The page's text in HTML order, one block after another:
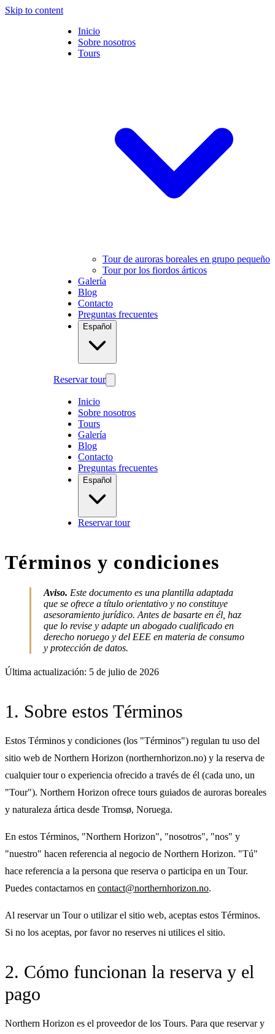
Skip to content
Inicio
Sobre nosotros
Tours
Tour de auroras boreales en grupo pequeño
Tour por los fiordos árticos
Galería
Blog
Contacto
Preguntas frecuentes
Español
Reservar tour
Inicio
Sobre nosotros
Tours
Galería
Blog
Contacto
Preguntas frecuentes
Español
Reservar tour
Términos y condiciones
Aviso. Este documento es una plantilla adaptada
que se ofrece a título orientativo y no constituye
asesoramiento jurídico. Antes de basarte en él, haz
que lo revise y adapte un abogado cualificado en
derecho noruego y del EEE en materia de consumo
y protección de datos.
Última actualización: 5 de julio de 2026
1. Sobre estos Términos
Estos Términos y condiciones (los "Términos") regulan tu uso del
sitio web de Northern Horizon (northernhorizon.no) y la reserva de
cualquier tour o experiencia ofrecido a través de él (cada uno, un
"Tour"). Northern Horizon ofrece tours guiados de auroras boreales
y naturaleza ártica desde Tromsø, Noruega.
En estos Términos, "Northern Horizon", "nosotros", "nos" y
"nuestro" hacen referencia al negocio de Northern Horizon. "Tú"
hace referencia a la persona que reserva o participa en un Tour.
Puedes contactarnos en contact@northernhorizon.no.
Al reservar un Tour o utilizar el sitio web, aceptas estos Términos.
Si no los aceptas, por favor no reserves ni utilices el sitio.
2. Cómo funcionan la reserva y el
pago
Northern Horizon es el proveedor de los Tours. Para que reservar y